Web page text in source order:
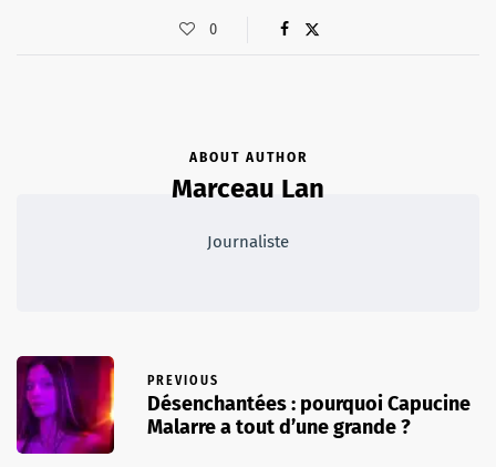
0
ABOUT AUTHOR
Marceau Lan
Journaliste
PREVIOUS
Désenchantées : pourquoi Capucine
Malarre a tout d’une grande ?